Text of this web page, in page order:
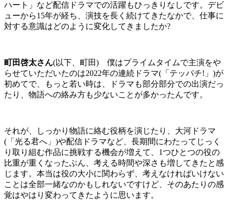
ハート」など配信ドラマでの活躍もひっきりなしです。デビ
ューから15年が経ち、演技を長く続けてきたなかで、仕事に
対する意識はどのように変化してきましたか?
町田啓太さん(以下、町田) 僕はプライムタイムで主演をや
らせていただいたのは2022年の連続ドラマ(「テッパチ!」)が
初めてで、もっと若い時は、ドラマも部分部分での出演だっ
たり、物語への絡み方も少ないことが多かったんです。
それが、しっかり物語に絡む役柄を演じたり、大河ドラマ
(「光る君へ」)や配信ドラマなど、長期間にわたってじっく
り取り組む作品に挑戦する機会が増えて、1つひとつの役の
比重が重くなったぶん、考える時間や深さも増してきたと感
じます。本当は役の大小に関わらず、考えなければいけない
ことは全部一緒なのかもしれないですけど、そのあたりの感
覚はやはり変わってきたように思います。